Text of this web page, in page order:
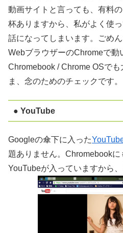
動画サイトと言っても、有料
杯ありますから、私がよく使
話になってしまいます。ごめ
WebブラウザーのChromeで動
Chromebook / Chrome OSでも
ま、念のためのチェックです。
● YouTube
Googleの傘下に入った
題ありません。Chromebook
YouTubeが入っていますから、